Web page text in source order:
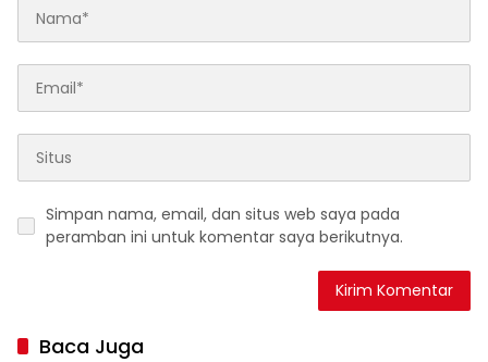
Simpan nama, email, dan situs web saya pada
peramban ini untuk komentar saya berikutnya.
Baca Juga